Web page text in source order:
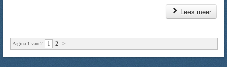
Lees meer
Pagina 1 van 2 1 2 >